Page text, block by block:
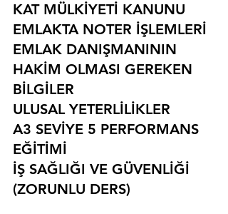
KAT MÜLKİYETİ KANUNU
EMLAKTA NOTER İŞLEMLERİ
EMLAK DANIŞMANININ
HAKİM OLMASI GEREKEN
BİLGİLER
ULUSAL YETERLİLİKLER
A3 SEVİYE 5 PERFORMANS
EĞİTİMİ
İŞ SAĞLIĞI VE GÜVENLİĞİ
(ZORUNLU DERS)